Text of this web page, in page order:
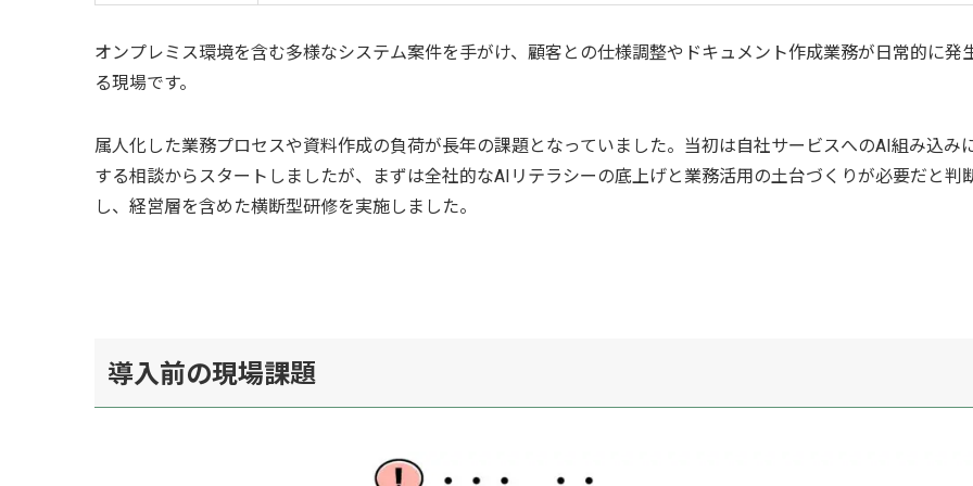
オンプレミス環境を含む多様なシステム案件を手がけ、顧客との仕様調整やドキュメント作成業務が日常的に発
る現場です。
属人化した業務プロセスや資料作成の負荷が長年の課題となっていました。当初は自社サービスへのAI組み込み
する相談からスタートしましたが、まずは全社的なAIリテラシーの底上げと業務活用の土台づくりが必要だと判
し、経営層を含めた横断型研修を実施しました。
導入前の現場課題